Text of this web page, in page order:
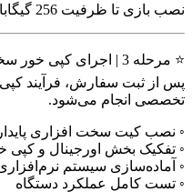
نصب بازی تا ظرفیت 256 گیگابایت رایگان انجام می‌شود.
⭐ مرحله 3 | اجرای کپی خور سخت افزاری
پس از ثبت سفارش، فرآیند
تخصصی انجام می‌شود.
◦ نصب کیت سخت افزاری پایدار
◦ تفکیک بخش اورجینال و کپی
◦ آماده‌سازی سیستم
◦ تست کامل عملکرد دستگاه